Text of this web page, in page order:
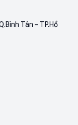
Tân – TP.Hồ